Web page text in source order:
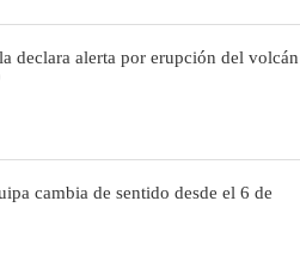
declara alerta por erupción del volcán
cambia de sentido desde el 6 de